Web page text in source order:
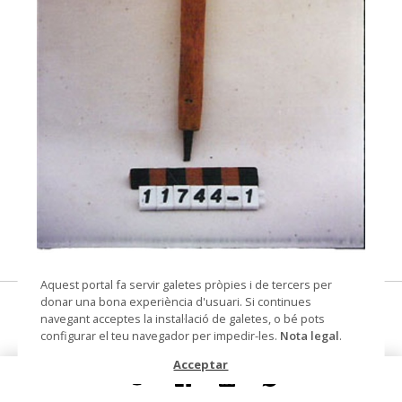
© Museu de les Terres de l'Ebre
barrina amb funda
Materials i tècniques fusta
Aquest portal fa servir galetes pròpies i de tercers per
donar una bona experiència d'usuari. Si continues
navegant acceptes la instal·lació de galetes, o bé pots
configurar el teu navegador per impedir-les. Nota legal.
Acceptar